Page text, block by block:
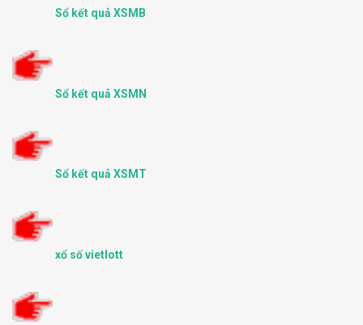
Sổ kết quả XSMB
Sổ kết quả XSMN
Sổ kết quả XSMT
xổ số vietlott